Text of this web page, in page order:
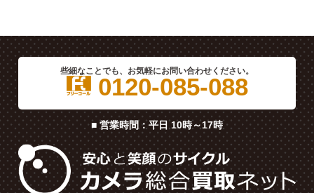
些細なことでも、お気軽にお問い合わせください。
0120-085-088
■ 営業時間：平日 10時～17時